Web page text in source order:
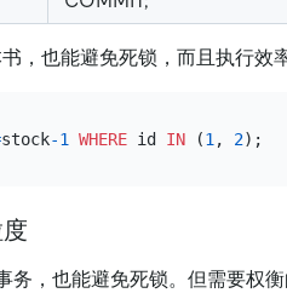
，也能避免死锁，而且执行效
stock-1 WHERE id IN (1 , 2
务，也能避免死锁。但需要权